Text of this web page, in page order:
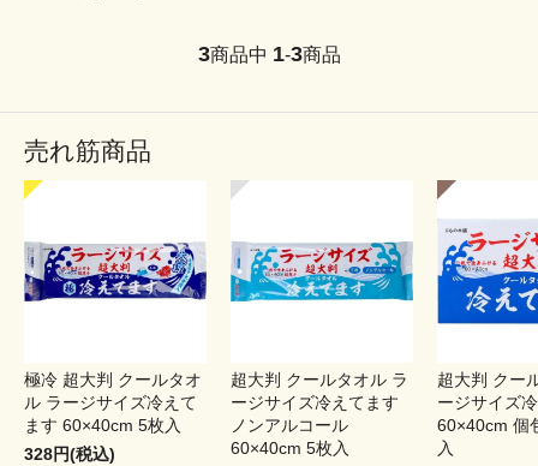
3商品中 1-3商品
売れ筋商品
極冷 超大判 クールタオ
ル ラージサイズ冷えて
ます 60×40cm 5枚入
328円(税込)
超大判 クールタオル ラ
ージサイズ冷えてます
ノンアルコール
60×40cm 5枚入
超大判 クー
ージサイズ
60×40cm 個
入